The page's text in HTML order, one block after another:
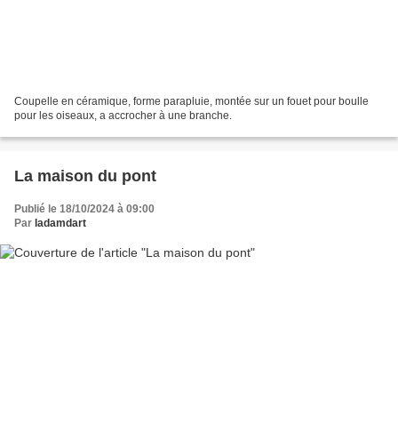
Coupelle en céramique, forme parapluie, montée sur un fouet pour boulle
pour les oiseaux, a accrocher à une branche.
La maison du pont
Publié le 18/10/2024 à 09:00
Par ladamdart